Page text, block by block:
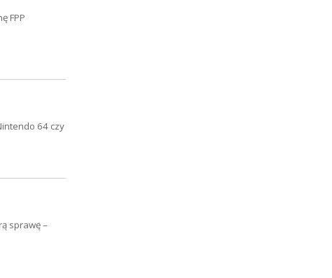
FPP
64 czy
sprawę –